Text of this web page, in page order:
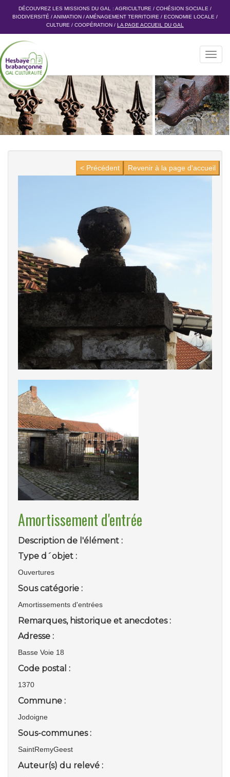
DÉCOUVREZ LES MISSIONS DU GAL : AGRICULTURE / COHÉSION SOCIALE /
BIODIVERSITÉ /ANIMATION /AMÉNAGEMENT TERRITOIRE / ECONOMIE LOCALE /
CULTURE / COOPÉRATION / LA PAGE ACCUEIL DU GAL
Revenir à la page d'accueil
< Précédent
Amortissement d'entrée
Description de l'élément :
Type d´objet :
Ouvertures
Sous catégorie :
Amortissements d'entrées
Remarques, historique et anecdotes :
Adresse :
Basse Voie 18
Code postal :
1370
Commune :
Jodoigne
Sous-communes :
SaintRemyGeest
Auteur(s) du relevé :